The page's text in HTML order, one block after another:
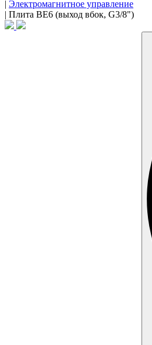
| Электромагнитное управление
| Плита ВЕ6 (выход вбок, G3/8")